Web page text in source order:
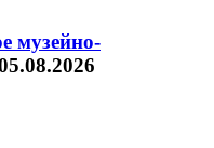
музейно-